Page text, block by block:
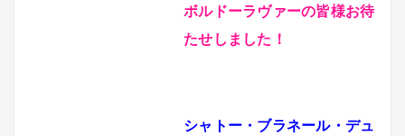
ボルドーラヴァーの皆様お待
たせしました！
シャトー・ブラネール・デュ